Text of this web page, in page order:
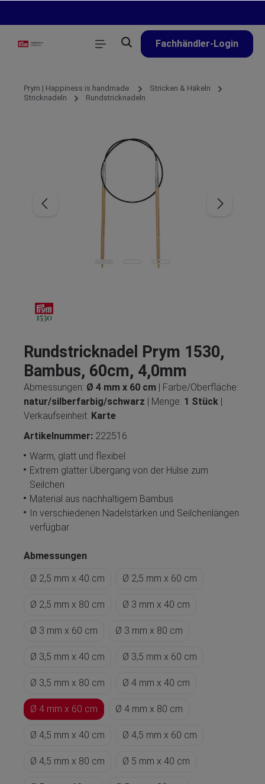
Fachhändler-Login
Prym | Happiness is handmade.
Stricken & Häkeln
Stricknadeln
Rundstricknadeln
Rundstricknadel Prym 1530,
Bambus, 60cm, 4,0mm
Abmessungen: Ø 4 mm x 60 cm | Farbe/Oberfläche:
natur/silberfarbig/schwarz | Menge: 1 Stück |
Verkaufseinheit: Karte
Artikelnummer: 222516
Warm, glatt und flexibel
Extrem glatter Übergang von der Hülse zum
Seilchen
Material aus nachhaltigem Bambus
In verschiedenen Nadelstärken und Seilchenlängen
verfügbar
Abmessungen
Ø 2,5 mm x 40 cm
Ø 2,5 mm x 60 cm
Ø 2,5 mm x 80 cm Ø 3 mm x 40 cm
Ø 3 mm x 60 cm Ø 3 mm x 80 cm
Ø 3,5 mm x 40 cm Ø 3,5 mm x 60 cm
Ø 3,5 mm x 80 cm Ø 4 mm x 40 cm
Ø 4 mm x 60 cm Ø 4 mm x 80 cm
Ø 4,5 mm x 40 cm Ø 4,5 mm x 60 cm
Ø 4,5 mm x 80 cm Ø 5 mm x 40 cm